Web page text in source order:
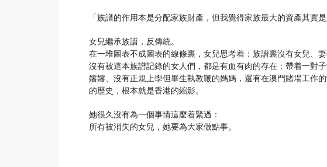
「族譜的作用本是分配家族財產，但我覺得家族最大的資產其實是
女兒繼承族譜，反傳統。
在一堆圖表不成圖表的線條裏，女兒思考着：族譜裏沒有女兒、
沒有被這本族譜記錄的女人們，都是有血有肉的存在：帶着一對
嬸嬸、沒有正規上學但畢生執教鞭的媽媽，還有在澳門賭場工
的歷史，根本就是香港的縮影。
她很久沒有為一個事情這麼着緊過：
所有被消失的女兒，她要為大家做點事。